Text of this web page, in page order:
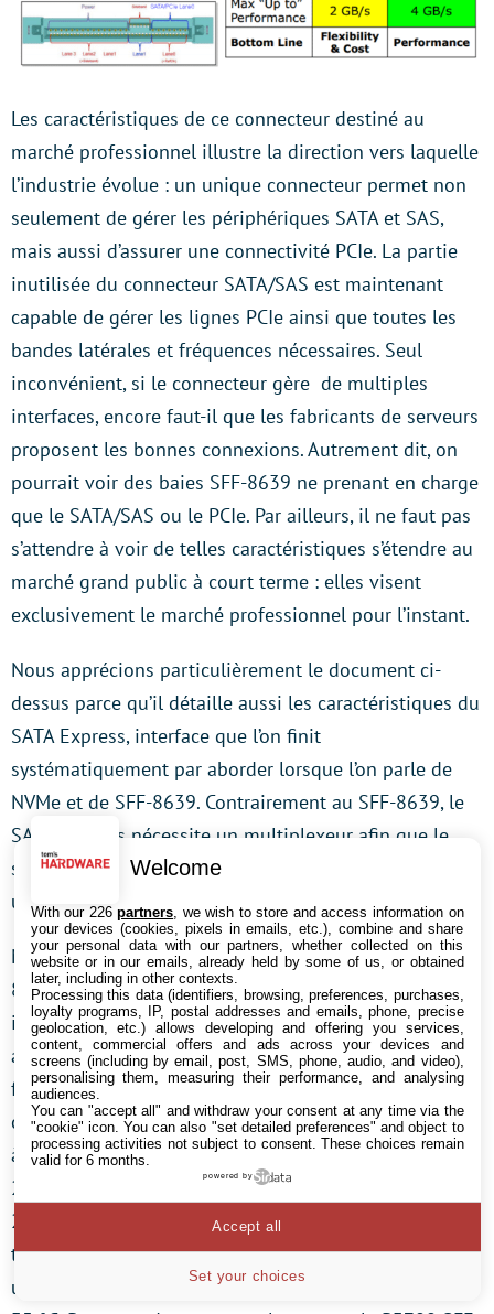
Les caractéristiques de ce connecteur destiné au
marché professionnel illustre la direction vers laquelle
l’industrie évolue : un unique connecteur permet non
seulement de gérer les périphériques SATA et SAS,
mais aussi d’assurer une connectivité PCIe. La partie
inutilisée du connecteur SATA/SAS est maintenant
capable de gérer les lignes PCIe ainsi que toutes les
bandes latérales et fréquences nécessaires. Seul
inconvénient, si le connecteur gère de multiples
interfaces, encore faut-il que les fabricants de serveurs
proposent les bonnes connexions. Autrement dit, on
pourrait voir des baies SFF-8639 ne prenant en charge
que le SATA/SAS ou le PCIe. Par ailleurs, il ne faut pas
s’attendre à voir de telles caractéristiques s’étendre au
marché grand public à court terme : elles visent
exclusivement le marché professionnel pour l’instant.
Nous apprécions particulièrement le document ci-
dessus parce qu’il détaille aussi les caractéristiques du
SATA Express, interface que l’on finit
systématiquement par aborder lorsque l’on parle de
NVMe et de SFF-8639. Contrairement au SFF-8639, le
SATA Express nécessite un multiplexeur afin que le
système sache quelle interface (SATA ou PCIe) est
utilisée par le périphérique.
Malheureusement, nous n’avons pas de P3700 SFF-
8639 à tester alors que nous avons quelques
inquiétudes : bien que ses performances soient
annoncées au même niveau que celles du P3700 au
format carte PCIe, les conditions d’utilisation sont
complètement différentes : la plage thermique va de 0
à 55°C pour le second contre 0-35 pour les modèles
2,5 pouces. Le P3700 format carte ne nécessite que
200-300 LFM (valeurs classiques) pour atteindre ces
températures, tandis que le format 2,5 pouces appelle
un flux d’air nettement plus conséquent pour atteindre
Welcome
With our 226partners , we wish to store and access information on
your devices (cookies, pixels in emails, etc.), combine and share
your personal data with our partners, whether collected on this
website or in our emails, already held by some of us, or obtained
later, including in other contexts.
Processing this data (identifiers, browsing, preferences, purchases,
loyalty programs, IP, postal addresses and emails, phone, precise
geolocation, etc.) allows developing and offering you services,
content, commercial offers and ads across your devices and
screens (including by email, post, SMS, phone, audio, and video),
personalising them, measuring their performance, and analysing
audiences.
You can "accept all" and withdraw your consent at any time via the
"cookie" icon. You can also "set detailed preferences" and object to
processing activities not subject to consent. These choices remain
valid for 6 months.
powered by
Set your choices
Accept all